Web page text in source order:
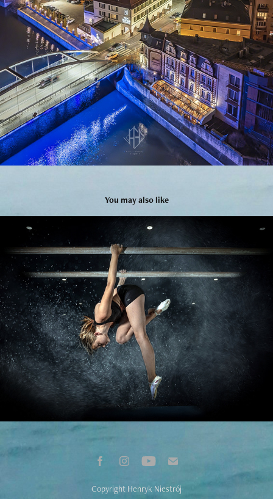
You may also like
Fotografia sportowa - akrobatyka
2023
Copyright Henryk Niestrój